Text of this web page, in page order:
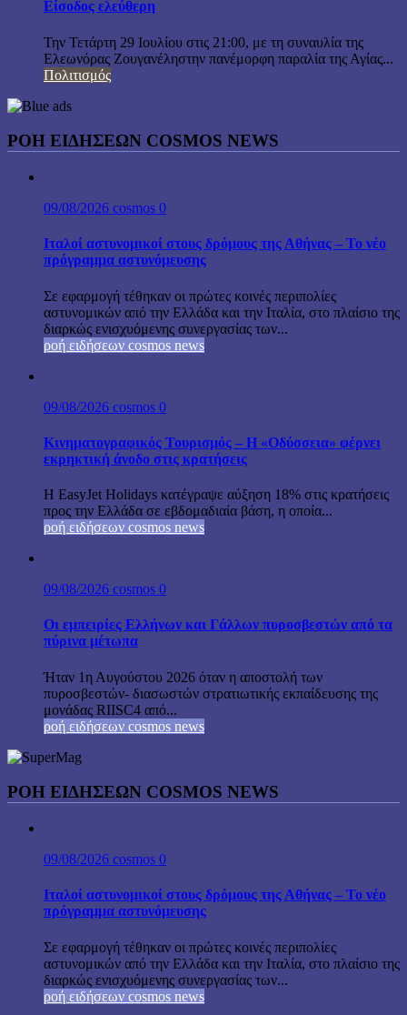
Είσοδος ελεύθερη
Την Τετάρτη 29 Ιουλίου στις 21:00, με τη συναυλία της
Ελεωνόρας Ζουγανέληστην πανέμορφη παραλία της Αγίας...
Πολιτισμός
ΡΟΗ ΕΙΔΗΣΕΩΝ COSMOS NEWS
09/08/2026 cosmos 0
Ιταλοί αστυνομικοί στους δρόμους της Αθήνας – Το νέο
πρόγραμμα αστυνόμευσης
Σε εφαρμογή τέθηκαν οι πρώτες κοινές περιπολίες
αστυνομικών από την Ελλάδα και την Ιταλία, στο πλαίσιο της
διαρκώς ενισχυόμενης συνεργασίας των...
ροή ειδήσεων cosmos news
09/08/2026 cosmos 0
Κινηματογραφικός Τουρισμός – Η «Οδύσσεια» φέρνει
εκρηκτική άνοδο στις κρατήσεις
Η EasyJet Holidays κατέγραψε αύξηση 18% στις κρατήσεις
προς την Ελλάδα σε εβδομαδιαία βάση, η οποία...
ροή ειδήσεων cosmos news
09/08/2026 cosmos 0
Οι εμπειρίες Ελλήνων και Γάλλων πυροσβεστών από τα
πύρινα μέτωπα
Ήταν 1η Αυγούστου 2026 όταν η αποστολή των
πυροσβεστών- διασωστών στρατιωτικής εκπαίδευσης της
μονάδας RIISC4 από...
ροή ειδήσεων cosmos news
ΡΟΉ ΕΙΔΉΣΕΩΝ COSMOS NEWS
09/08/2026 cosmos 0
Ιταλοί αστυνομικοί στους δρόμους της Αθήνας – Το νέο
πρόγραμμα αστυνόμευσης
Σε εφαρμογή τέθηκαν οι πρώτες κοινές περιπολίες
αστυνομικών από την Ελλάδα και την Ιταλία, στο πλαίσιο της
διαρκώς ενισχυόμενης συνεργασίας των...
ροή ειδήσεων cosmos news